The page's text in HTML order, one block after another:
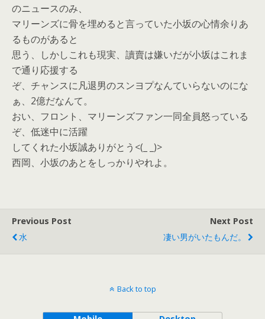
のニュースのみ、
マリーンズに骨を埋めると言っていた小坂の心情余りあ
るものがあると
思う、しかしこれも現実、讀賣は嫌いだが小坂はこれま
で通り応援する
ぞ、チャンスに凡退男のスンヨプなんていらないのにな
ぁ、2億だなんて。
おい、フロント、マリーンズファン一同全員怒っている
ぞ、低迷中に活躍
してくれた小坂誠ありがとう<(_ _)>
西岡、小坂のあとをしっかりやれよ。
Previous Post
水
Next Post
凄い男がいたもんだ。
Back to top